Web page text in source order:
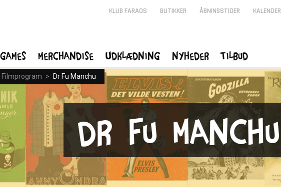
Filmprogram > Dr Fu Manchu
Dr Fu Manchu
KLUB FARAOS BUTIKKER ÅBNINGSTIDER KALENDER
Games Merchandise Udklædning Nyheder Tilbud